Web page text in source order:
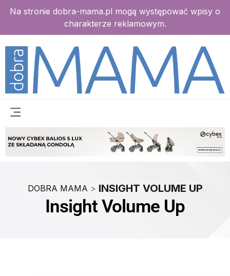
Na stronie dobra-mama.pl mogą występować wpisy o
charakterze reklamowym.
DOBRA MAMA > INSIGHT VOLUME UP
Insight Volume Up